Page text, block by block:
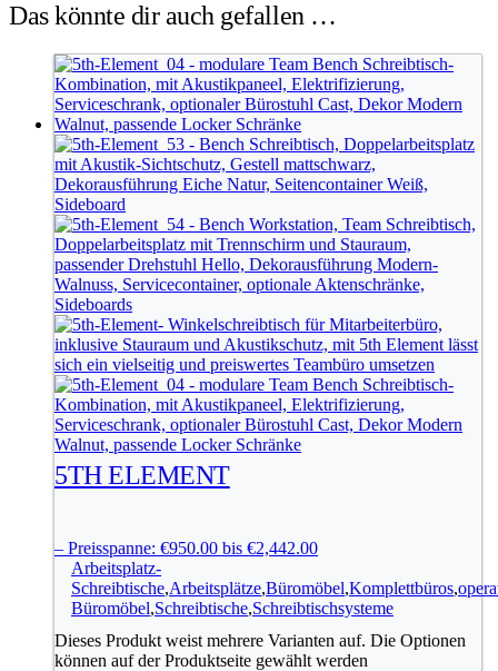
Das könnte dir auch gefallen …
5TH ELEMENT
– Preisspanne: €950.00 bis €2,442.00
Arbeitsplatz-
Schreibtische,Arbeitsplätze,Büromöbel,Komplettbüros,
Büromöbel,Schreibtische,Schreibtischsysteme
Dieses Produkt weist mehrere Varianten auf. Die Optionen
können auf der Produktseite gewählt werden